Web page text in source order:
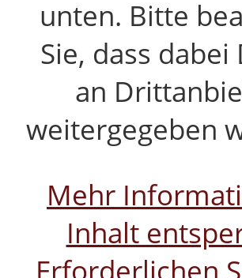
unten. Bitte
Sie, dass dabei
an
weitergegeben
Mehr
Inhalt
Erforderlichen